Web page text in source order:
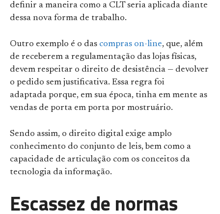
definir a maneira como a CLT seria aplicada diante
dessa nova forma de trabalho.
Outro exemplo é o das compras on-line, que, além
de receberem a regulamentação das lojas físicas,
devem respeitar o direito de desistência — devolver
o pedido sem justificativa. Essa regra foi
adaptada porque, em sua época, tinha em mente as
vendas de porta em porta por mostruário.
Sendo assim, o direito digital exige amplo
conhecimento do conjunto de leis, bem como a
capacidade de articulação com os conceitos da
tecnologia da informação.
Escassez de normas